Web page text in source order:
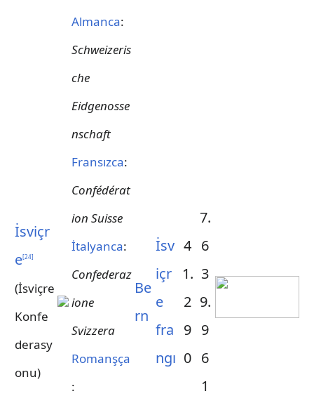
İsviçr
e[24]
(İsviçre
Konfe
derasy
onu)
Almanca:
Schweizeris
che
Eidgenosse
nschaft
Fransızca:
Confédérat
ion Suisse
İtalyanca:
Confederaz
ione
Svizzera
Romanşça
:
Be
rn
İsv
içr
e
fra
ngı
4
1.
2
9
0
7.
6
3
9.
9
6
1